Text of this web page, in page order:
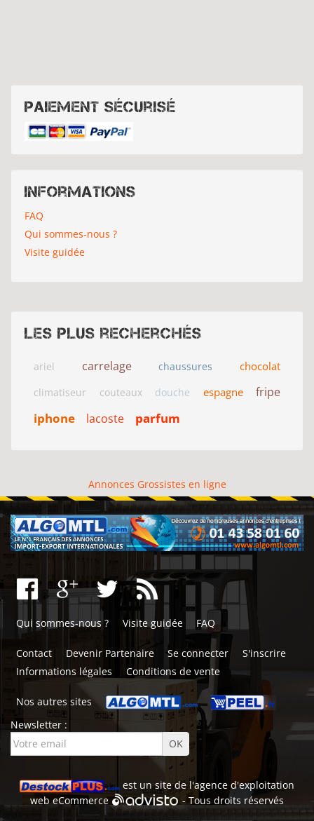
Paiement sécurisé
Informations
FAQ
Qui sommes-nous ?
Visite guidée
Les plus recherchés
ariel carrelage chaussures chocolat
climatiseur couteaux douche espagne fripe
iphone lacoste parfum
Annonces Grossistes en ligne
Qui sommes-nous ? Visite guidée FAQ
Contact Devenir Partenaire Se connecter
S'inscrire
Informations légales
Conditions de vente
Nos autres sites
Newsletter :
est un site de l'agence d'exploitation
webeCommerce - Tous droits réservés